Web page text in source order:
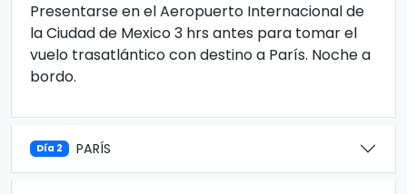
Presentarse en el Aeropuerto Internacional de
la Ciudad de Mexico 3 hrs antes para tomar el
vuelo trasatlántico con destino a París. Noche a
bordo.
Día 2 PARÍS